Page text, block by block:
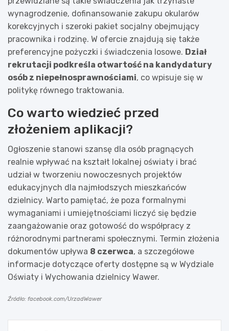
wynagrodzenie, dofinansowanie zakupu okularów
korekcyjnych i szeroki pakiet socjalny obejmujący
pracownika i rodzinę. W ofercie znajdują się także
preferencyjne pożyczki i świadczenia losowe. Dział
rekrutacji podkreśla otwartość na kandydatury
osób z niepełnosprawnościami, co wpisuje się w
politykę równego traktowania.
Co warto wiedzieć przed
złożeniem aplikacji?
Ogłoszenie stanowi szansę dla osób pragnących
realnie wpływać na kształt lokalnej oświaty i brać
udział w tworzeniu nowoczesnych projektów
edukacyjnych dla najmłodszych mieszkańców
dzielnicy. Warto pamiętać, że poza formalnymi
wymaganiami i umiejętnościami liczyć się będzie
zaangażowanie oraz gotowość do współpracy z
różnorodnymi partnerami społecznymi. Termin złożenia
dokumentów upływa 8 czerwca, a szczegółowe
informacje dotyczące oferty dostępne są w Wydziale
Oświaty i Wychowania dzielnicy Wawer.
Źródło: facebook.com/UrzadWawer